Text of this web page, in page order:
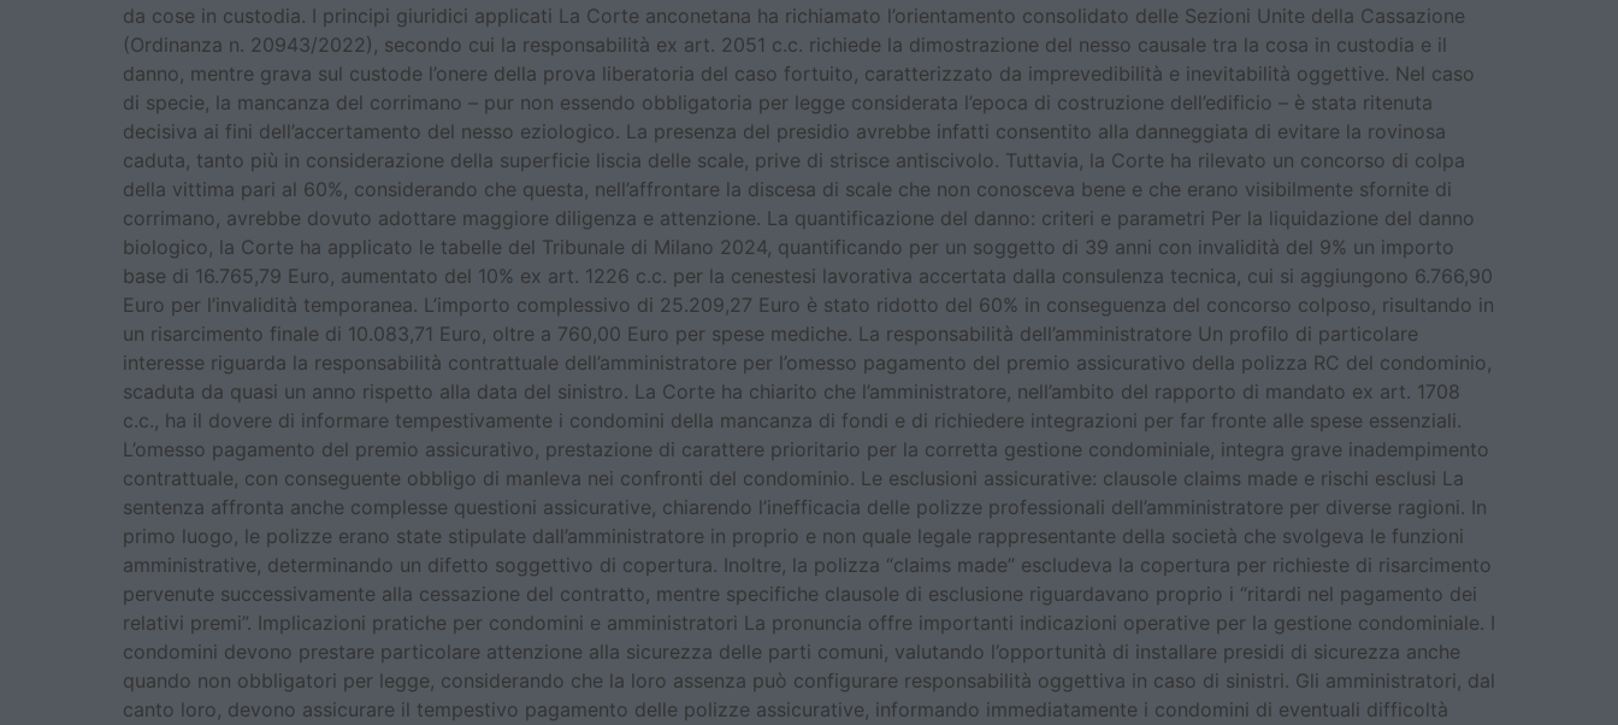
da cose in custodia. I principi giuridici applicati La Corte anconetana ha richiamato l’orientamento consolidato delle Sezioni Unite della Cassazione
(Ordinanza n. 20943/2022), secondo cui la responsabilità ex art. 2051 c.c. richiede la dimostrazione del nesso causale tra la cosa in custodia e il
danno, mentre grava sul custode l’onere della prova liberatoria del caso fortuito, caratterizzato da imprevedibilità e inevitabilità oggettive. Nel caso
di specie, la mancanza del corrimano – pur non essendo obbligatoria per legge considerata l’epoca di costruzione dell’edificio – è stata ritenuta
decisiva ai fini dell’accertamento del nesso eziologico. La presenza del presidio avrebbe infatti consentito alla danneggiata di evitare la rovinosa
caduta, tanto più in considerazione della superficie liscia delle scale, prive di strisce antiscivolo. Tuttavia, la Corte ha rilevato un concorso di colpa
della vittima pari al 60%, considerando che questa, nell’affrontare la discesa di scale che non conosceva bene e che erano visibilmente sfornite di
corrimano, avrebbe dovuto adottare maggiore diligenza e attenzione. La quantificazione del danno: criteri e parametri Per la liquidazione del danno
biologico, la Corte ha applicato le tabelle del Tribunale di Milano 2024, quantificando per un soggetto di 39 anni con invalidità del 9% un importo
base di 16.765,79 Euro, aumentato del 10% ex art. 1226 c.c. per la cenestesi lavorativa accertata dalla consulenza tecnica, cui si aggiungono 6.766,90
Euro per l’invalidità temporanea. L’importo complessivo di 25.209,27 Euro è stato ridotto del 60% in conseguenza del concorso colposo, risultando in
un risarcimento finale di 10.083,71 Euro, oltre a 760,00 Euro per spese mediche. La responsabilità dell’amministratore Un profilo di particolare
interesse riguarda la responsabilità contrattuale dell’amministratore per l’omesso pagamento del premio assicurativo della polizza RC del condominio,
scaduta da quasi un anno rispetto alla data del sinistro. La Corte ha chiarito che l’amministratore, nell’ambito del rapporto di mandato ex art. 1708
c.c., ha il dovere di informare tempestivamente i condomini della mancanza di fondi e di richiedere integrazioni per far fronte alle spese essenziali.
L’omesso pagamento del premio assicurativo, prestazione di carattere prioritario per la corretta gestione condominiale, integra grave inadempimento
contrattuale, con conseguente obbligo di manleva nei confronti del condominio. Le esclusioni assicurative: clausole claims made e rischi esclusi La
sentenza affronta anche complesse questioni assicurative, chiarendo l’inefficacia delle polizze professionali dell’amministratore per diverse ragioni. In
primo luogo, le polizze erano state stipulate dall’amministratore in proprio e non quale legale rappresentante della società che svolgeva le funzioni
amministrative, determinando un difetto soggettivo di copertura. Inoltre, la polizza “claims made” escludeva la copertura per richieste di risarcimento
pervenute successivamente alla cessazione del contratto, mentre specifiche clausole di esclusione riguardavano proprio i “ritardi nel pagamento dei
relativi premi”. Implicazioni pratiche per condomini e amministratori La pronuncia offre importanti indicazioni operative per la gestione condominiale. I
condomini devono prestare particolare attenzione alla sicurezza delle parti comuni, valutando l’opportunità di installare presidi di sicurezza anche
quando non obbligatori per legge, considerando che la loro assenza può configurare responsabilità oggettiva in caso di sinistri. Gli amministratori, dal
canto loro, devono assicurare il tempestivo pagamento delle polizze assicurative, informando immediatamente i condomini di eventuali difficoltà